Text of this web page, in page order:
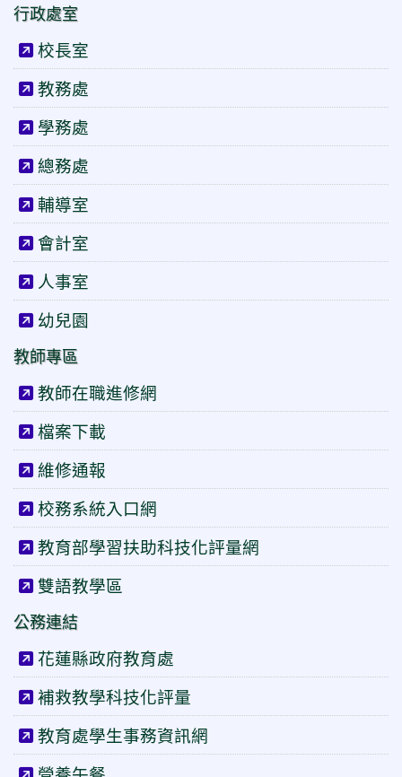
行政處室
校長室
教務處
學務處
總務處
輔導室
會計室
人事室
幼兒園
教師專區
教師在職進修網
檔案下載
維修通報
校務系統入口網
教育部學習扶助科技化評量網
雙語教學區
公務連結
花蓮縣政府教育處
補救教學科技化評量
教育處學生事務資訊網